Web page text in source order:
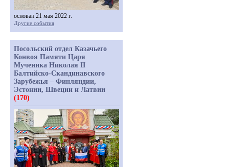
основан 21 мая 2022 г.
Другие события
Посольский отдел Казачьего
Конвоя Памяти Царя
Мученика Николая II
Балтийско-Скандинавского
Зарубежья – Финляндии,
Эстонии, Швеции и Латвии
(170)